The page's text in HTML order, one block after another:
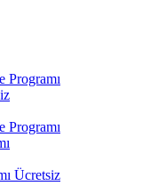
Programı
Programı
Ücretsiz